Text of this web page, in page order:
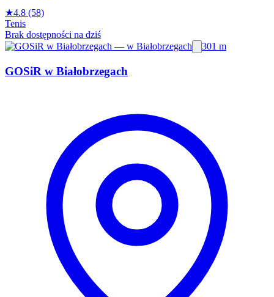
★4.8 (58)
Tenis
Brak dostępności na dziś
301 m
GOSiR w Białobrzegach